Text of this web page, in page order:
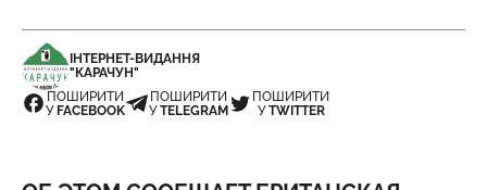
ІНТЕРНЕТ-ВИДАННЯ
"КАРАЧУН"
ПОШИРИТИ
У FACEBOOK
ПОШИРИТИ
УTELEGRAM
ПОШИРИТИ
УTWITTER